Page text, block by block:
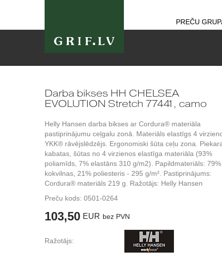
PREČU
Darba bikses HH CHELSEA
EVOLUTION Stretch 77441, camo
Helly Hansen darba bikses ar Cordura® materiāla
pastiprinājumu ceļgalu zonā. Materiāls elastīgs 4
YKK® rāvējslēdzējs. Ergonomiski šūta ceļu zona.
kabatas, šūtas no 4 virzienos elastīga materiāla (93%
poliamīds, 7% elastāns 310 g/m2). Papildmateriāls: 79%
kokvilnas, 21% poliesteris - 295 g/m². Pastiprinājums:
Cordura® materiāls 219 g. Ražotājs: Helly Hansen
Preču kods: 0501-0264
103,50 EUR bez PVN
Ražotājs: